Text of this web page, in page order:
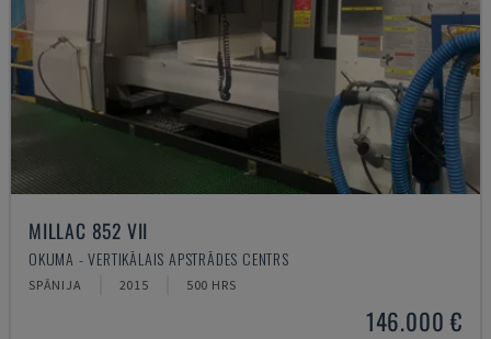
MILLAC 852 VII
OKUMA - VERTIKĀLAIS APSTRĀDES CENTRS
SPĀNIJA 2015 500 HRS
146.000 €